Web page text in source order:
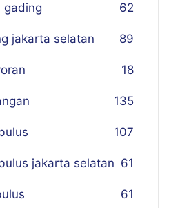
gading 62
jakarta selatan 89
18
135
107
jakarta selatan 61
61